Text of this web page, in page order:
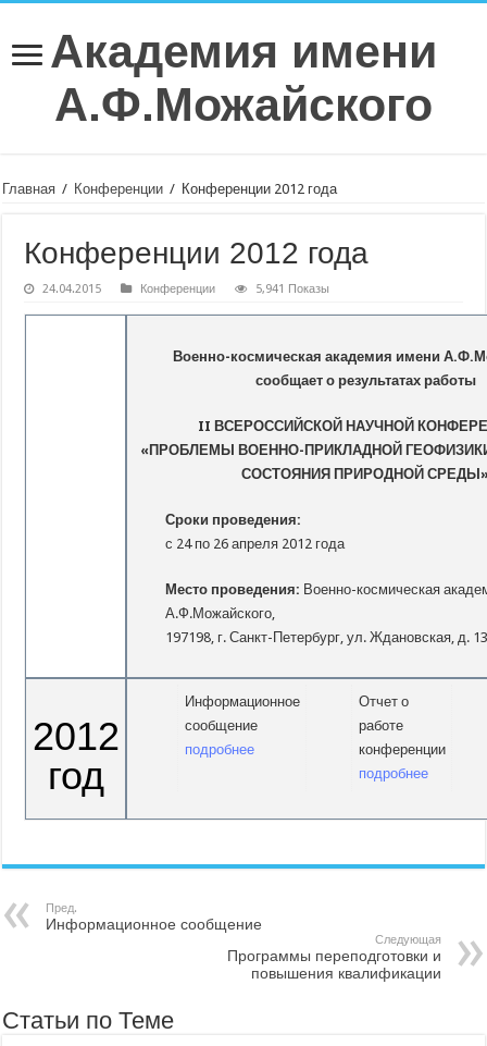
Академия имени
А.Ф.Можайского
Главная / Конференции / Конференции 2012 года
Конференции 2012 года
24.04.2015 Конференции 5,941 Показы
Военно-космическая академия имени
сообщает о результатах работы
II ВСЕРОССИЙСКОЙ НАУЧНОЙ
«ПРОБЛЕМЫ ВОЕННО-ПРИКЛАДНОЙ
СОСТОЯНИЯ ПРИРОДНОЙ
Сроки проведения:
с 24 по 26 апреля 2012 года
Место проведения: Военно-космическая
А.Ф.Можайского,
197198, г. Санкт-Петербург, ул. Ждановская, д.
2012
год
Информационное
сообщение
подробнее
Отчет о
работе
конференции
подробнее
Пред.
Информационное сообщение
Следующая
Программы переподготовки и
повышения квалификации
Статьи по Теме